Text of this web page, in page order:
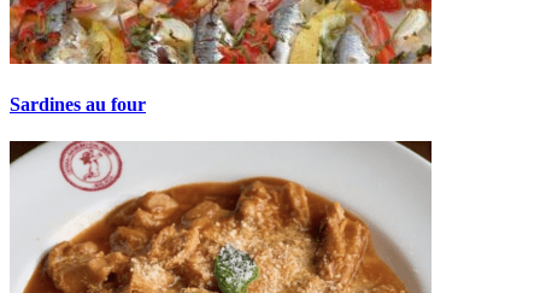
Sardines au four